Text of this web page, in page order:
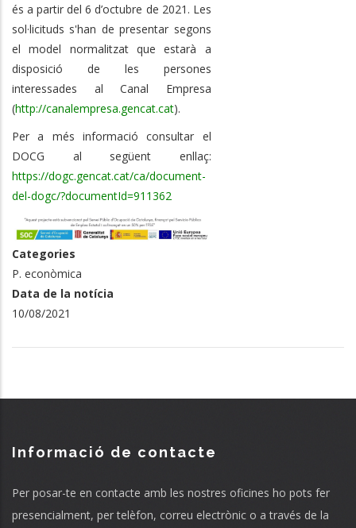
és a partir del 6 d’octubre de 2021. Les
sol·licituds s'han de presentar segons
el model normalitzat que estarà a
disposició de les persones
interessades al Canal Empresa
(http://canalempresa.gencat.cat).
Per a més informació consultar el
DOCG al següent enllaç:
https://dogc.gencat.cat/ca/document-
del-dogc/?documentId=911362
Categories
P. econòmica
Data de la notícia
10/08/2021
Informació de contacte
Per posar-te en contacte amb les nostres oficines ho pots fer
presencialment, per telèfon, correu electrònic o a través de la